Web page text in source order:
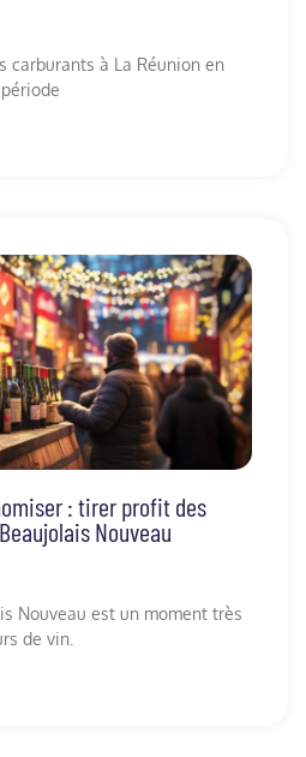
carburants à La Réunion en
: tirer profit des
Nouveau
Nouveau est un moment très
de vin.